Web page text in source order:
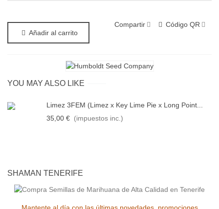
Añadir al carrito
Compartir Código QR
YOU MAY ALSO LIKE
Limez 3FEM (Limez x Key Lime Pie x Long Point...
35,00 € (impuestos inc.)
SHAMAN TENERIFE